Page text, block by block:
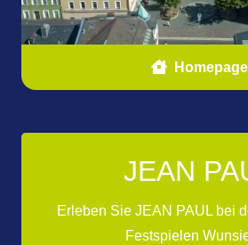
Homepage
JEAN
Erleben Sie JEAN PAUL bei
Festspielen